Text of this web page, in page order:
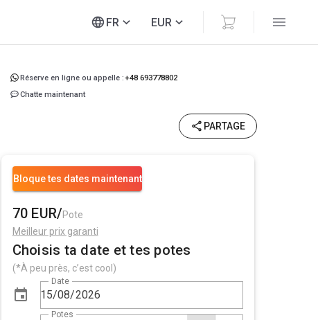
FR EUR
Réserve en ligne ou appelle :+48 693778802
Chatte maintenant
PARTAGE
Bloque tes dates maintenant
70 EUR/Pote
Meilleur prix garanti
Choisis ta date et tes potes
(*À peu près, c’est cool)
Date
Potes